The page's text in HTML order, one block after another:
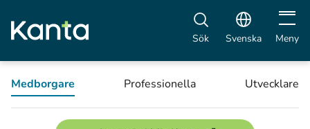
Sök Svenska Öppna
Meny
Medborgare Professionella Utvecklare